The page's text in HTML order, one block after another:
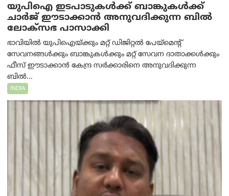
യുപിഐ ഇടപാടുകൾക്ക് ബാങ്കുകൾക്ക്
ചാർജ് ഈടാക്കാൻ അനുവദിക്കുന്ന ബിൽ
ലോക്‌സഭ പാസാക്കി
ഭാവിയിൽ യുപിഐയ്ക്കും മറ്റ് ഡിജിറ്റൽ പേയ്‌മെന്റ്
സേവനങ്ങൾക്കും ബാങ്കുകൾക്കും മറ്റ് സേവന ദാതാക്കൾക്കും
ഫീസ് ഈടാക്കാൻ കേന്ദ്ര സർക്കാരിനെ അനുവദിക്കുന്ന
ബിൽ...
INDIA